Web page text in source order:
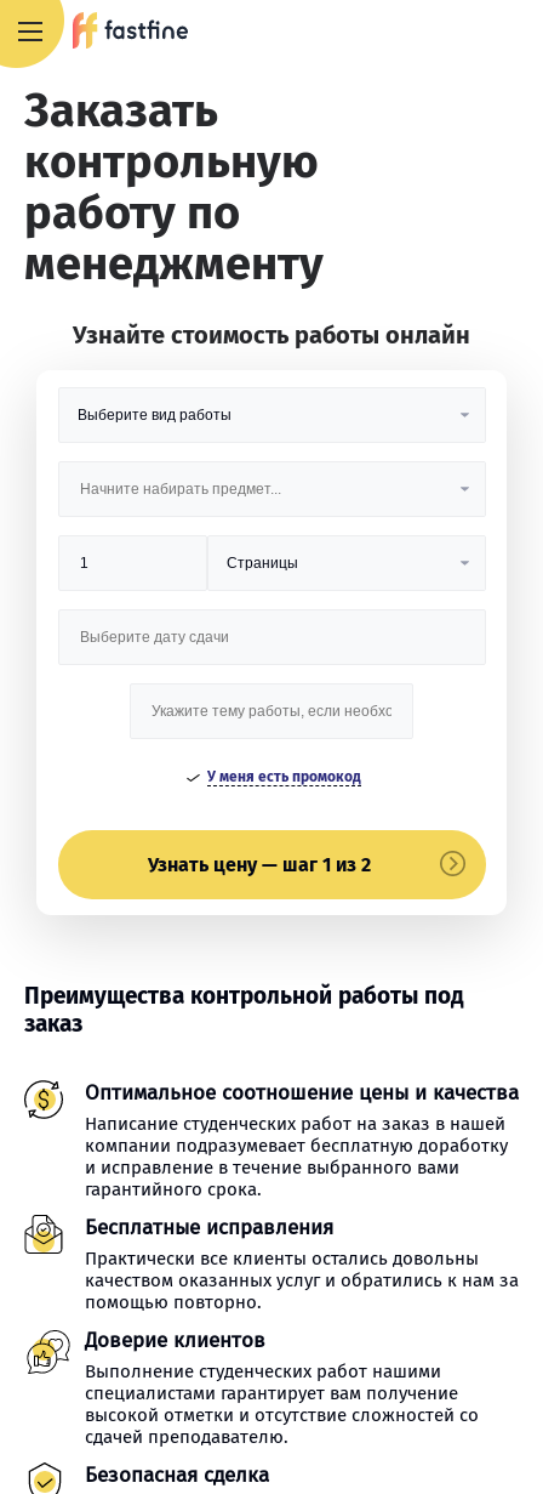
Заказать
контрольную
работу по
менеджменту
Узнайте стоимость работы онлайн
У меня есть промокод
Узнать цену — шаг 1 из 2
Преимущества контрольной работы под
заказ
Оптимальное соотношение цены и качества
Написание студенческих работ на заказ в нашей
компании подразумевает бесплатную доработку
и исправление в течение выбранного вами
гарантийного срока.
Бесплатные исправления
Практически все клиенты остались довольны
качеством оказанных услуг и обратились к нам за
помощью повторно.
Доверие клиентов
Выполнение студенческих работ нашими
специалистами гарантирует вам получение
высокой отметки и отсутствие сложностей со
сдачей преподавателю.
Безопасная сделка